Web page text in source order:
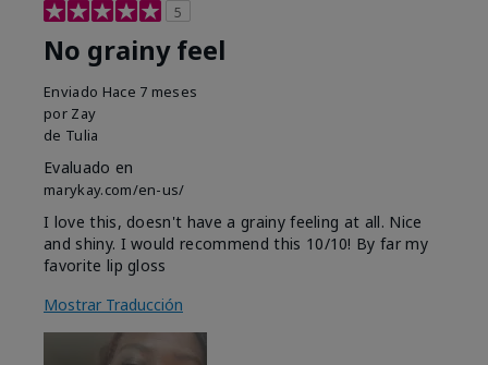
5
No grainy feel
Enviado Hace 7 meses
por Zay
de Tulia
Evaluado en
marykay.com/en-us/
I love this, doesn't have a grainy feeling at all. Nice
and shiny. I would recommend this 10/10! By far my
favorite lip gloss
Mostrar Traducción